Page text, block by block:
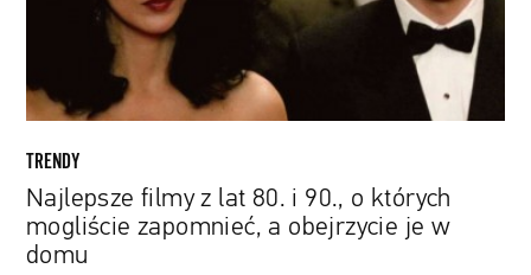
mogliście
zapomnieć,
a
je
w
domu
TRENDY
Najlepsze filmy z lat 80. i 90., o których
mogliście zapomnieć, a obejrzycie je w
domu